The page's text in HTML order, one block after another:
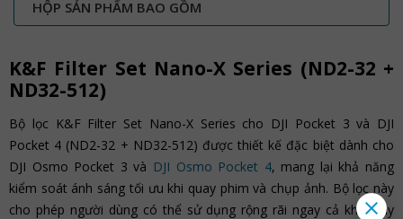
HỘP SẢN PHẨM BAO GỒM
K&F Filter Set Nano-X Series (ND2-32 +
ND32-512)
Bộ lọc K&F Filter Set Nano-X Series cho DJI Pocket 3 và DJI
Pocket 4 (ND2-32 + ND32-512) được thiết kế đặc biệt dành cho
DJI Osmo Pocket 3 và DJI Osmo Pocket 4, mang lại khả năng
kiểm soát ánh sáng tối ưu khi quay phim và chụp ảnh. Bộ lọc này
cho phép người dùng có thể sử dụng rộng rãi ngay cả khi quay